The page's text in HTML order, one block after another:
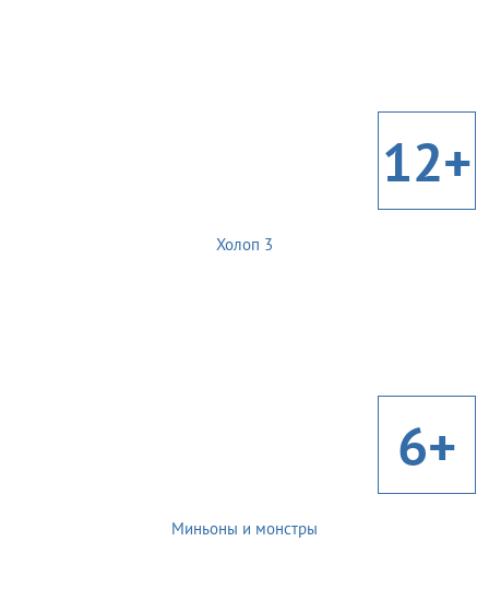
12+
Холоп 3
6+
Миньоны и монстры